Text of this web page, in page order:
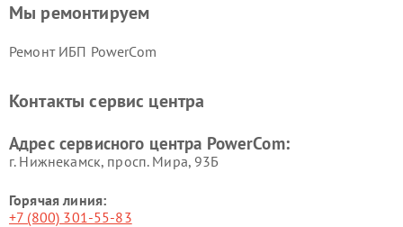
Мы ремонтируем
Ремонт ИБП PowerCom
Контакты сервис центра
Адрес сервисного центра PowerCom:
г. Нижнекамск, просп. Мира, 93Б
Горячая линия:
+7 (800) 301-55-83